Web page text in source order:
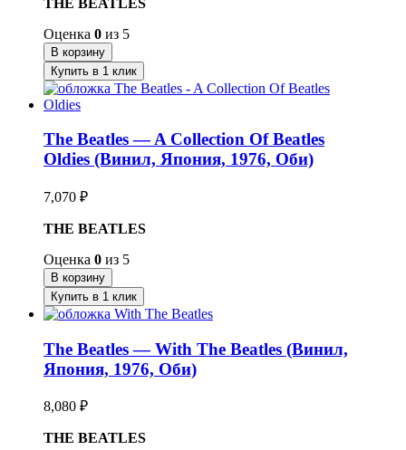
Оценка 0 из 5
В корзину
Купить в 1 клик
The Beatles — A Collection Of Beatles
Oldies (Винил, Япония, 1976, Оби)
7,070 ₽
THE BEATLES
Оценка 0 из 5
В корзину
Купить в 1 клик
The Beatles — With The Beatles (Винил,
Япония, 1976, Оби)
8,080 ₽
THE BEATLES